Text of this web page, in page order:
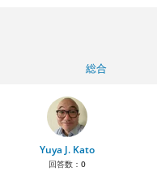
総合
Yuya J. Kato
回答数： 0